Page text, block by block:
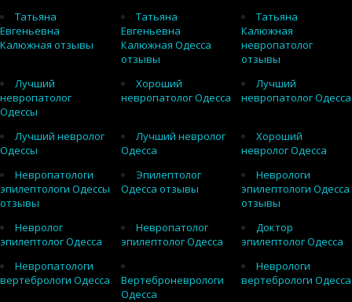
Татьяна
Евгеньевна
Калюжная отзывы
Татьяна
Евгеньевна
Калюжная Одесса
отзывы
Татьяна
Калюжная
невропатолог
отзывы
Лучший
невропатолог
Одессы
Хороший
невропатолог Одесса
Лучший
невропатолог Одесса
Лучший невролог
Одессы
Лучший невролог
Одесса
Хороший
невролог Одесса
Невропатологи
эпилептологи Одессы
отзывы
Эпилептолог
Одесса отзывы
Неврологи
эпилептологи Одесса
отзывы
Невролог
эпилептолог Одесса
Невропатолог
эпилептолог Одесса
Доктор
эпилептолог Одесса
Невропатологи
вертебрологи Одесса
Вертеброневрологи
Одесса
Неврологи
вертебрологи Одесса